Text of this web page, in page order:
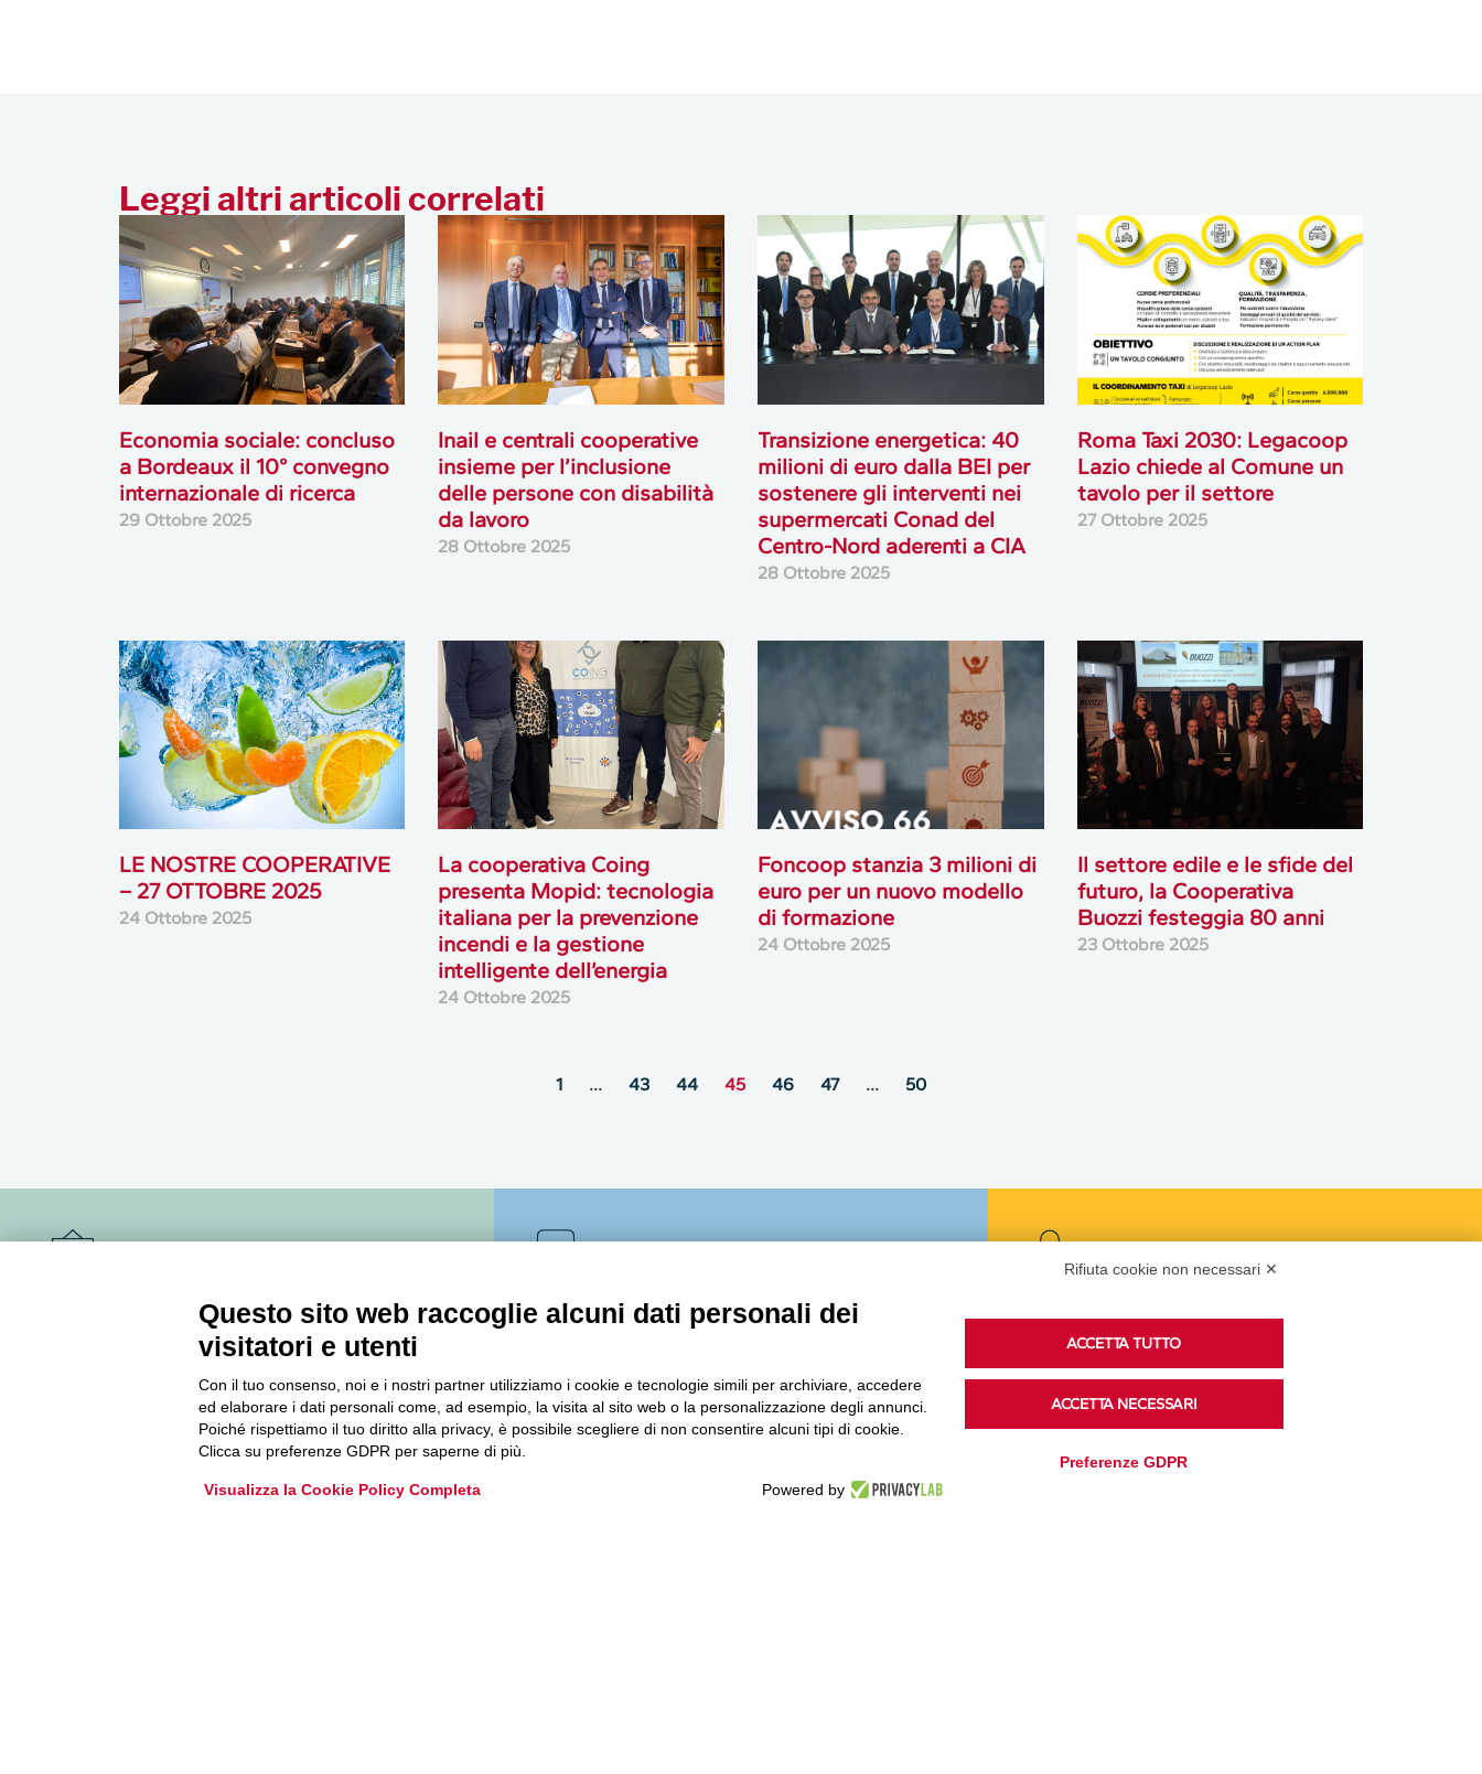
Leggi altri articoli correlati
Economia sociale: concluso
a Bordeaux il 10° convegno
internazionale di ricerca
29 Ottobre 2025
Inail e centrali cooperative
insieme per l’inclusione
delle persone con disabilità
da lavoro
28 Ottobre 2025
Transizione energetica: 40
milioni di euro dalla BEI per
sostenere gli interventi nei
supermercati Conad del
Centro-Nord aderenti a CIA
28 Ottobre 2025
Roma Taxi 2030: Legacoop
Lazio chiede al Comune un
tavolo per il settore
27 Ottobre 2025
LE NOSTRE COOPERATIVE
– 27 OTTOBRE 2025
24 Ottobre 2025
La cooperativa Coing
presenta Mopid: tecnologia
italiana per la prevenzione
incendi e la gestione
intelligente dell’energia
24 Ottobre 2025
Foncoop stanzia 3 milioni di
euro per un nuovo modello
di formazione
24 Ottobre 2025
Il settore edile e le sfide del
futuro, la Cooperativa
Buozzi festeggia 80 anni
23 Ottobre 2025
1 … 43 44 45 46 47 … 50
Accedi o iscriviti alla nostra Newsletter Legacoop
Informazioni per restare sempre aggiornati sul
Archivio Newsletter
Podcast
Ascolta i podcast di approfondimento di Legacoop
su Spreaker.
Rifiuta cookie non necessari ✕
Questo sito web raccoglie alcuni dati personali dei
visitatori e utenti
Con il tuo consenso, noi e i nostri partner utilizziamo i cookie e tecnologie simili per archiviare, accedere
ed elaborare i dati personali come, ad esempio, la visita al sito web o la personalizzazione degli annunci.
Poiché rispettiamo il tuo diritto alla privacy, è possibile scegliere di non consentire alcuni tipi di cookie.
Clicca su preferenze GDPR per saperne di più.
Visualizza la Cookie Policy Completa Powered by
ACCETTA TUTTO
ACCETTA NECESSARI
Preferenze GDPR